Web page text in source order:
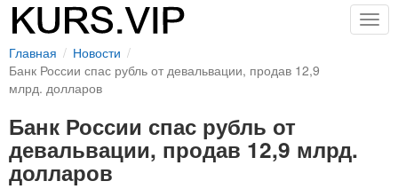
Главная
Новости
Банк России спас рубль от девальвации, продав 12,9
млрд. долларов
Банк России спас рубль от
девальвации, продав 12,9 млрд.
долларов